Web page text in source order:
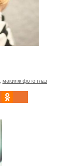
макияж фото глаз